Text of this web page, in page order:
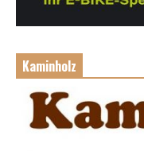
Kaminholz